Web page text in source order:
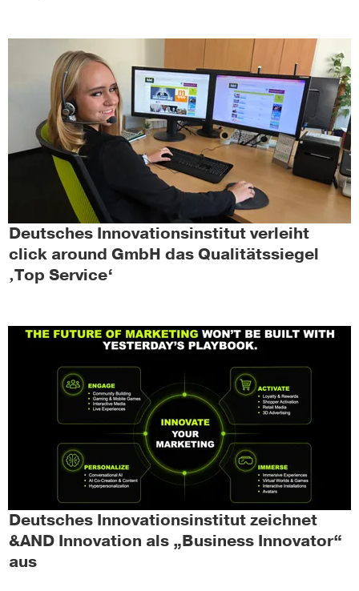
Deutsches Innovationsinstitut verleiht
click around GmbH das Qualitätssiegel
‚Top Service‘
Deutsches Innovationsinstitut zeichnet
&AND Innovation als „Business Innovator“
aus